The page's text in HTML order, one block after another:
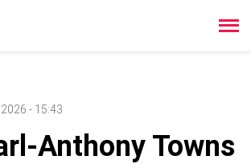
- 15:43
Anthony Towns